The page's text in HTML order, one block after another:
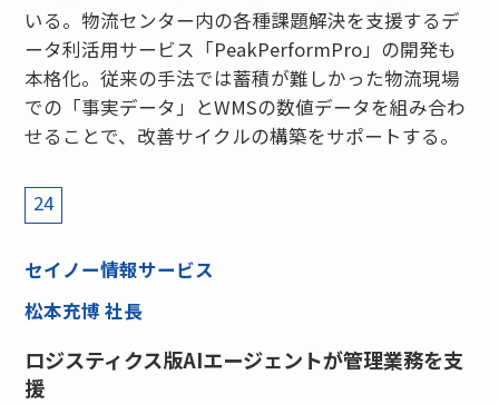
いる。物流センター内の各種課題解決を支援するデ
ータ利活用サービス「PeakPerformPro」の開発も
本格化。従来の手法では蓄積が難しかった物流現場
での「事実データ」とWMSの数値データを組み合わ
せることで、改善サイクルの構築をサポートする。
24
セイノー情報サービス
松本充博 社長
ロジスティクス版AIエージェントが管理業務を支
援